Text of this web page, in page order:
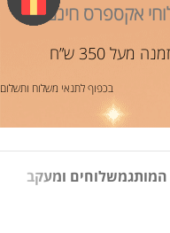
אקספרס חינם!
מעל 350 ש”ח
בכפוף לתנאי משלוח ותשלום
המותגמשלוחים ומעקב